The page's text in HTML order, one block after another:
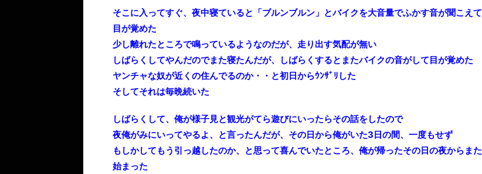
そこに入ってすぐ、夜中寝ていると「ブルンブルン」とバイクを大音量でふかす音が聞こえて
目が覚めた
少し離れたところで鳴っているようなのだが、走り出す気配が無い
しばらくしてやんだのでまた寝たんだが、しばらくするとまたバイクの音がして目が覚めた
ヤンチャな奴が近くの住んでるのか・・と初日からｳﾝｻﾞﾘした
そしてそれは毎晩続いた
しばらくして、俺が様子見と観光がてら遊びにいったらその話をしたので
夜俺がみにいってやるよ、と言ったんだが、その日から俺がいた3日の間、一度もせず
もしかしてもう引っ越したのか、と思って喜んでいたところ、俺が帰ったその日の夜からまた
始まった